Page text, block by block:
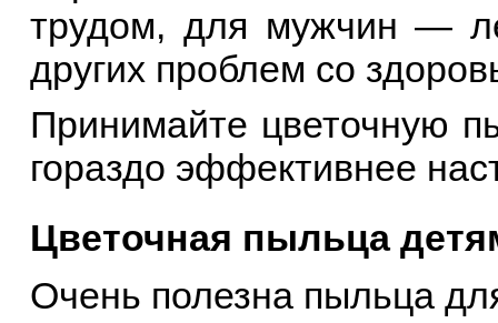
трудом, для мужчин —
других проблем со
Принимайте цветочную
гораздо эффективнее
Цветочная пыльца
Очень полезна пыльца